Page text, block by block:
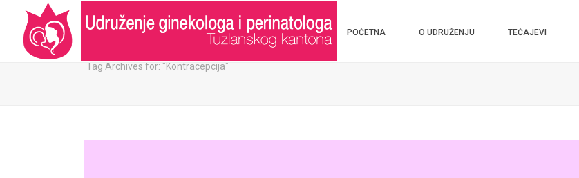
POČETNA O UDRUŽENJU TEČAJEVI
ARHIVA:
Tag Archives for: "Kontracepcija"